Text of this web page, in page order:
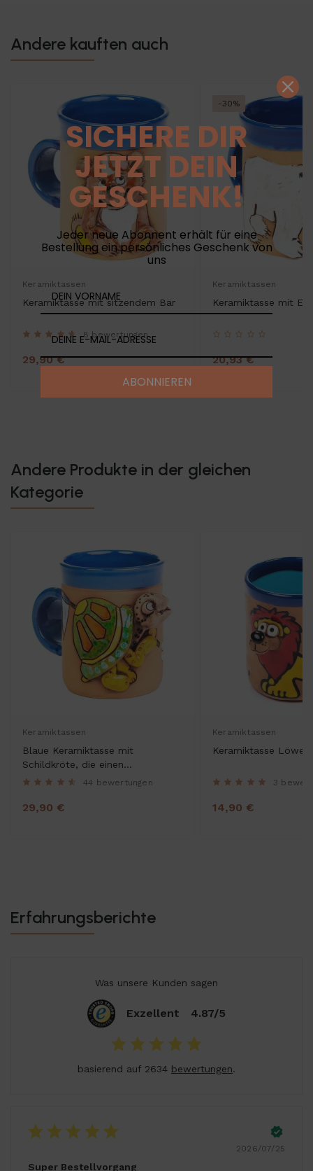
Andere kauften auch
Keramiktassen
Keramiktasse mit sitzendem Bär
8 bewertungen
29,90 €
Keramiktassen
Keramiktasse mit
20,93 €
-30%
Andere Produkte in der gleichen
Kategorie
Keramiktassen
Blaue Keramiktasse mit
Schildkröte, die einen
Schmetterling fängt44 bewertungen
29,90 €
Keramiktassen
Keramiktasse Löwe
3
14,90 €
Erfahrungsberichte
Was unsere Kunden sagen
Exzellent 4.87/5
basierend auf 2634 bewertungen.
2026/07/25
Super Bestellvorgang
SICHERE DIR
JETZT DEIN
GESCHENK!
Jeder neue Abonnent erhält für eine
Bestellung ein persönliches Geschenk von
uns
ABONNIEREN